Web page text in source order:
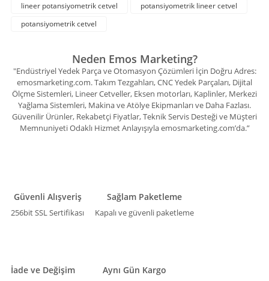
lineer potansiyometrik cetvel
potansiyometrik lineer cetvel
potansiyometrik cetvel
Neden Emos Marketing?
"Endüstriyel Yedek Parça ve Otomasyon Çözümleri İçin Doğru Adres:
emosmarketing.com. Takım Tezgahları, CNC Yedek Parçaları, Dijital
Ölçme Sistemleri, Lineer Cetveller, Eksen motorları, Kaplinler, Merkezi
Yağlama Sistemleri, Makina ve Atölye Ekipmanları ve Daha Fazlası.
Güvenilir Ürünler, Rekabetçi Fiyatlar, Teknik Servis Desteği ve Müşteri
Memnuniyeti Odaklı Hizmet Anlayışıyla emosmarketing.com’da.”
Güvenli Alışveriş
256bit SSL Sertifikası
Sağlam Paketleme
Kapalı ve güvenli paketleme
İade ve Değişim Aynı Gün Kargo